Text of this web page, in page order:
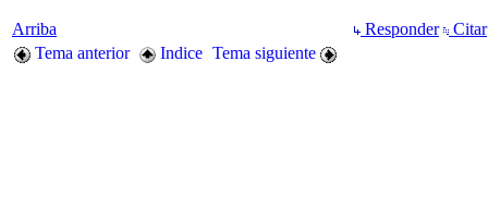
Arriba Responder
Citar
Tema anterior
Indice Tema siguiente